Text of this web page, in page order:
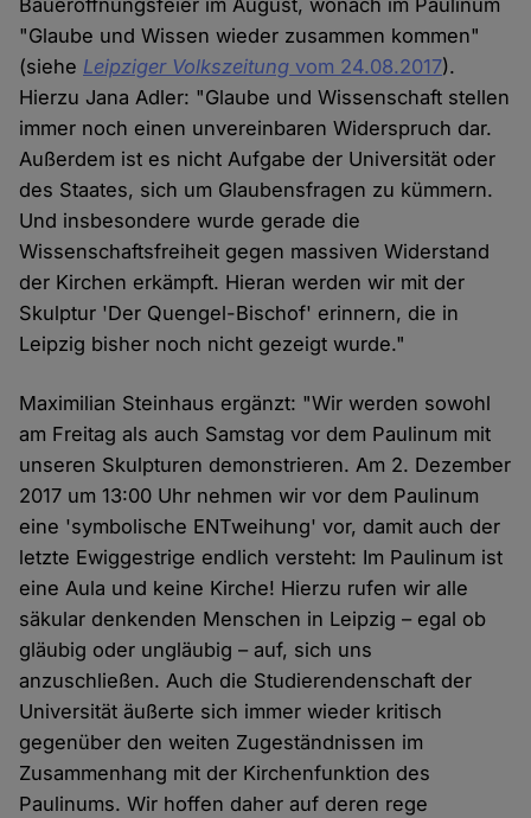
Baueröffnungsfeier im August, wonach im Paulinum
"Glaube und Wissen wieder zusammen kommen"
(siehe Leipziger Volkszeitung vom 24.08.2017).
Hierzu Jana Adler: "Glaube und Wissenschaft stellen
immer noch einen unvereinbaren Widerspruch dar.
Außerdem ist es nicht Aufgabe der Universität oder
des Staates, sich um Glaubensfragen zu kümmern.
Und insbesondere wurde gerade die
Wissenschaftsfreiheit gegen massiven Widerstand
der Kirchen erkämpft. Hieran werden wir mit der
Skulptur 'Der Quengel-Bischof' erinnern, die in
Leipzig bisher noch nicht gezeigt wurde."
Maximilian Steinhaus ergänzt: "Wir werden sowohl
am Freitag als auch Samstag vor dem Paulinum mit
unseren Skulpturen demonstrieren. Am 2. Dezember
2017 um 13:00 Uhr nehmen wir vor dem Paulinum
eine 'symbolische ENTweihung' vor, damit auch der
letzte Ewiggestrige endlich versteht: Im Paulinum ist
eine Aula und keine Kirche! Hierzu rufen wir alle
säkular denkenden Menschen in Leipzig – egal ob
gläubig oder ungläubig – auf, sich uns
anzuschließen. Auch die Studierendenschaft der
Universität äußerte sich immer wieder kritisch
gegenüber den weiten Zugeständnissen im
Zusammenhang mit der Kirchenfunktion des
Paulinums. Wir hoffen daher auf deren rege